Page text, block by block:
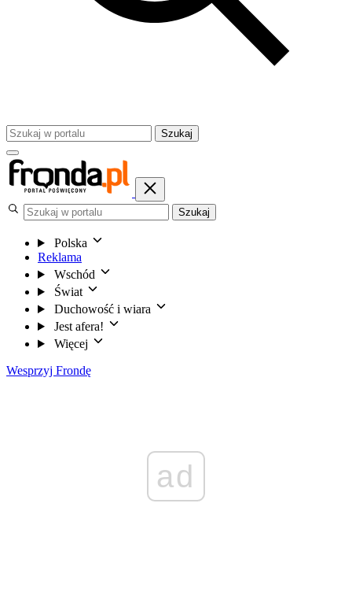
Szukaj
Szukaj
Polska
Reklama
Wschód
Świat
Duchowość i wiara
Jest afera!
Więcej
Wesprzyj Frondę
ad